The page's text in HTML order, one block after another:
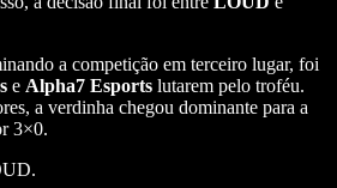
a competição em terceiro lugar, foi
e Alpha7 Esports lutarem pelo troféu.
a verdinha chegou dominante para a
3×0.